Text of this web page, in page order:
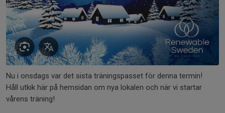
Nu i onsdags var det sista träningspasset för denna termin!
Håll utkik här på hemsidan om nya lokalen och när vi startar
vårens träning!